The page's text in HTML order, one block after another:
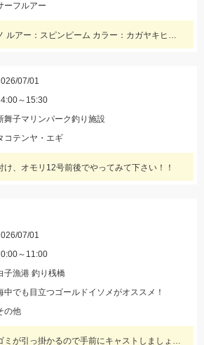
ーフルアー
メーカー：シマノ ルアー：スピンピーム カラー：カガヤキヒラメキャンディー
07/01
～15:30
舞子マリンパーク釣り施設
コテンヤ・エギ
け、オモリ12号前後でやってみて下さい！！
07/01
～11:00
子漁港 釣り桟橋
中でも目立つゴールドイソメがオススメ！
の他
遠くに投げるとゴミが引っ掛かるので手前にキャストしましょう！